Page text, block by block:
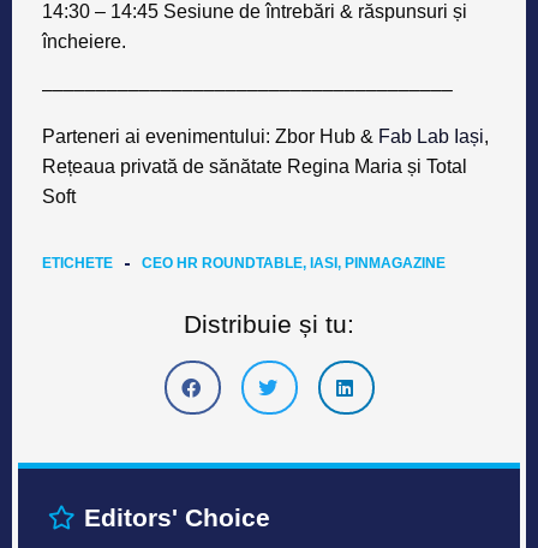
​​14:30 – 14:45 Sesiune de întrebări & răspunsuri și
încheiere.
––––––––––––––––––––––––––––––––––––––
Parteneri ai evenimentului: Zbor Hub & Fab Lab Iași,
Rețeaua privată de sănătate Regina Maria și Total
Soft
ETICHETE CEO HR ROUNDTABLE, IASI , PINMAGAZINE
Distribuie și tu:
Editors' Choice